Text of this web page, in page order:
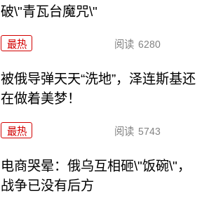
破\"青瓦台魔咒\"
最热 阅读 6280
被俄导弹天天“洗地”，泽连斯基还
在做着美梦！
最热 阅读 5743
电商哭晕：俄乌互相砸\"饭碗\"，
战争已没有后方